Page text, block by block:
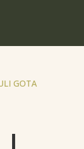
GOTA